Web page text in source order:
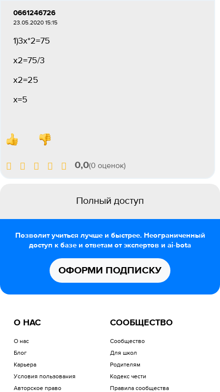
0661246726
23.05.2020 15:15
1)3x*2=75
x2=75/3
x2=25
x=5
0,0(0 оценок)
Полный доступ
Позволит учиться лучше и быстрее. Неограниченный
доступ к базе и ответам от экспертов и ai-bota
ОФОРМИ ПОДПИСКУ
О НАС
О нас
Блог
Карьера
Условия пользования
Авторское право
СООБЩЕСТВО
Сообщество
Для школ
Родителям
Кодекс чести
Правила сообщества